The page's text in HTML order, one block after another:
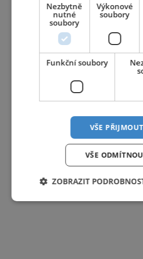
Nezbytně
nutné
soubory
Výkonové
soubory
Funkční soubory
VŠE PŘIJMOUT
VŠE
ZOBRAZIT